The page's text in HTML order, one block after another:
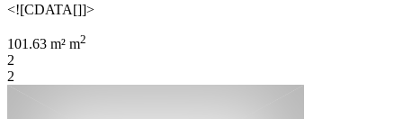
<![CDATA[]]>
101.63 m² m2
2
2